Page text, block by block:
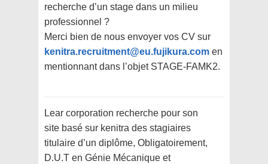
recherche d’un stage dans un milieu
professionnel ?
Merci bien de nous envoyer vos CV sur
kenitra.recruitment@eu.fujikura.com en
mentionnant dans l’objet STAGE-FAMK2.
Lear corporation recherche pour son
site basé sur kenitra des stagiaires
titulaire d’un diplôme, Obligatoirement,
D.U.T en Génie Mécanique et